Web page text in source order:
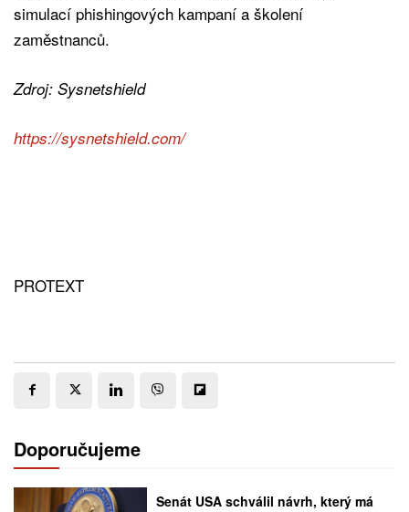
simulací phishingových kampaní a školení
zaměstnanců.
Zdroj: Sysnetshield
https://sysnetshield.com/
PROTEXT
Doporučujeme
Senát USA schválil návrh, který má